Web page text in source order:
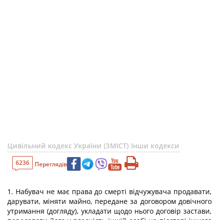
Цивільний кодекс України (ЗМІСТ) Інши кодекси
6236 Переглядів
1. Набувач не має права до смерті відчужувача продавати,
дарувати, міняти майно, передане за договором довічного
утримання (догляду), укладати щодо нього договір застави,